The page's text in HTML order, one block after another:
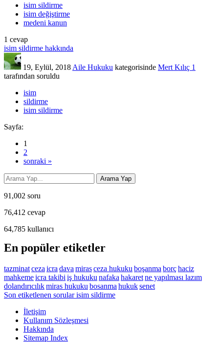
isim sildirme
isim değiştirme
medeni kanun
1 cevap
isim sildirme hakkında
19, Eylül, 2018 Aile Hukuku kategorisinde Mert Kılıç 1
tarafından soruldu
isim
sildirme
isim sildirme
Sayfa:
1
2
sonraki »
91,002 soru
76,412 cevap
64,785 kullanıcı
En popüler etiketler
tazminatceza icra dava mirasceza hukuku boşanma borçhaciz
mahkemeicra takibi iş hukuku nafaka hakaretne yapılması lazım
dolandırıcılıkmiras hukuku bosanma hukuksenet
Son etiketlenen sorular isim sildirme
İletişim
Kullanım Sözleşmesi
Hakkında
Sitemap Index